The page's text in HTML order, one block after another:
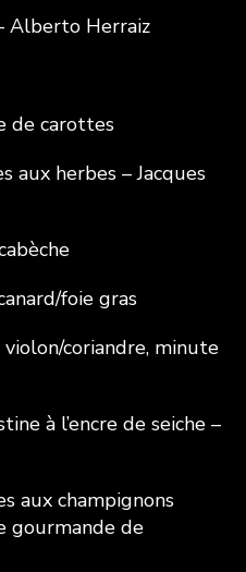
Alberto Herraiz
de carottes
aux herbes – Jacques
foie gras
coriandre, minute
à l’encre de seiche –
aux champignons
gourmande de